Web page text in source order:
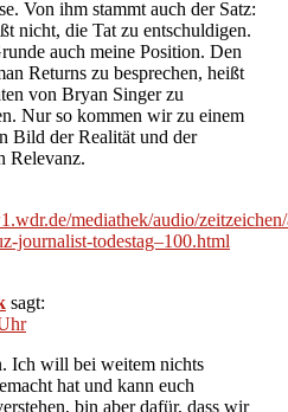
Von ihm stammt auch der Satz:
nicht, die Tat zu entschuldigen.
auch meine Position. Den
Returns zu besprechen, heißt
von Bryan Singer zu
Nur so kommen wir zu einem
Bild der Realität und der
Relevanz.
mediathek/audio/
journalist-todestag–100.html
sagt:
Ich will bei weitem nichts
hat und kann euch
bin aber dafür, dass wir